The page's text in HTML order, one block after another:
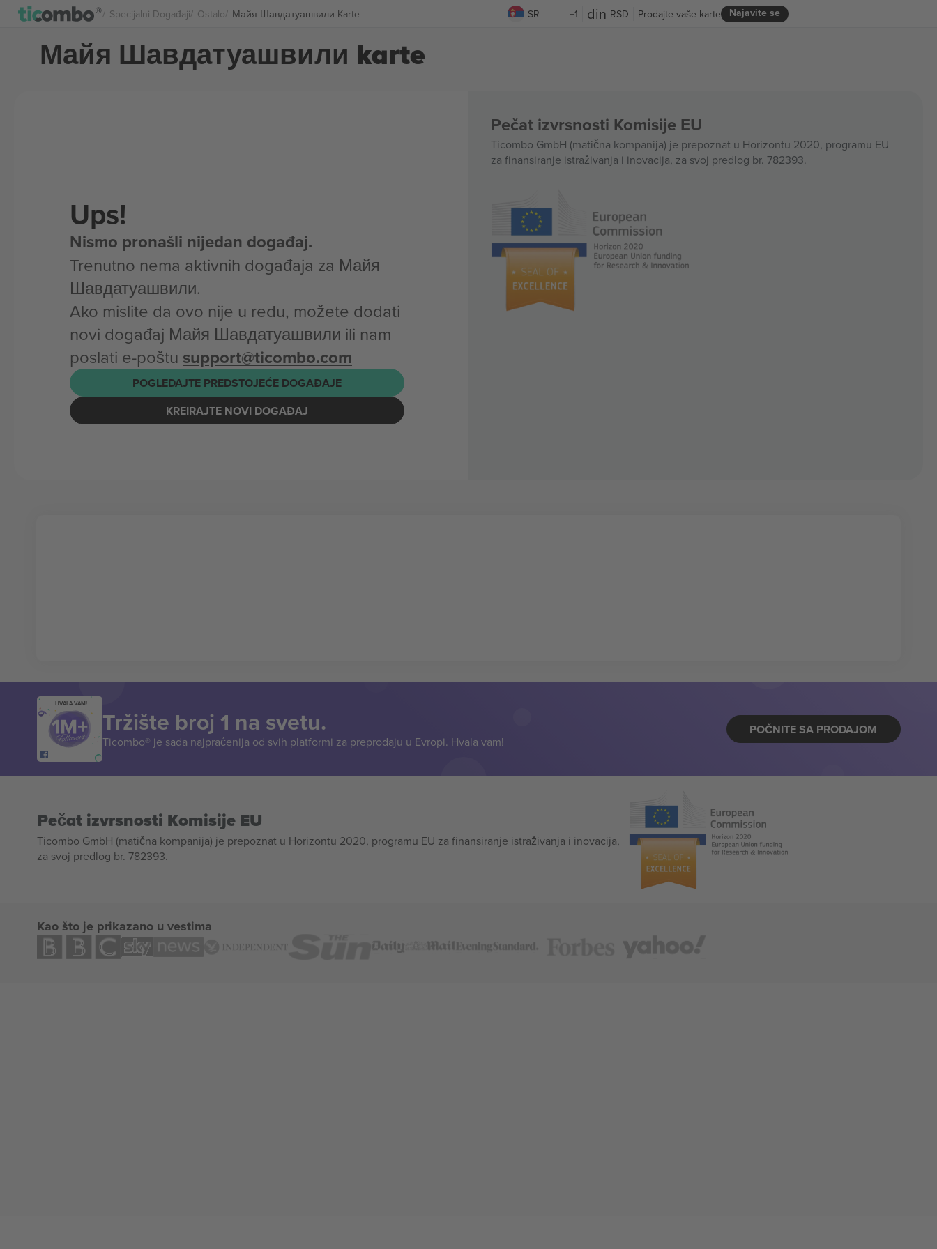
Specijalni Događaji Ostalo Майя Шавдатуашвили Karte SR +1 RSD Najavite se
Prodajte vaše karte
Майя Шавдатуашвили karte
Ups!
Nismo pronašli nijedan događaj.
Trenutno nema aktivnih događaja za Майя
Шавдатуашвили.
Ako mislite da ovo nije u redu, možete dodati
novi događaj Майя Шавдатуашвили ili nam
poslati e-poštu support@ticombo.com
POGLEDAJTE PREDSTOJEĆE DOGAĐAJE
KREIRAJTE NOVI DOGAĐAJ
Pečat izvrsnosti Komisije EU
Ticombo GmbH (matična kompanija) je prepoznat u Horizontu 2020, programu EU
za finansiranje istraživanja i inovacija, za svoj predlog br. 782393.
HVALA VAM!
Tržište broj 1 na svetu.
Ticombo® je sada najpraćenija od svih platformi za preprodaju u Evropi. Hvala vam!
POČNITE SA PRODAJOM
Pečat izvrsnosti Komisije EU
Ticombo GmbH (matična kompanija) je prepoznat u Horizontu 2020, programu EU za finansiranje istraživanja i inovacija,
za svoj predlog br. 782393.
Kao što je prikazano u vestima